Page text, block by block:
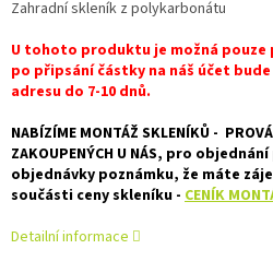
Zahradní skleník z polykarbonátu
U tohoto produktu je možná pouze
po připsání částky na náš účet
adresu do 7-10 dnů.
NABÍZÍME MONTÁŽ SKLENÍKŮ -
ZAKOUPENÝCH U NÁS, pro
objednávky poznámku, že máte
součásti ceny skleníku - CENÍK
Detailní informace